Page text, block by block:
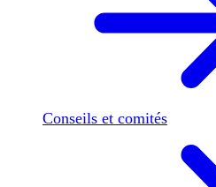
Conseils et comités